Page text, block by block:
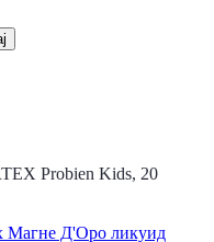
Probien Kids, 20